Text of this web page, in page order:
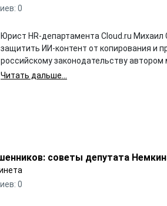
0
Юрист HR-департамента Cloud.ru Михаил
защитить ИИ-контент от копирования и
российскому законодательству автором
Читать дальше...
советы депутата
0
А. Тугузов.